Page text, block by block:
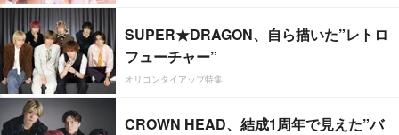
SUPER★DRAGON、自ら描いた”レトロ
フューチャー”
オリコンタイアップ特集
CROWN HEAD、結成1周年で見えた”バ